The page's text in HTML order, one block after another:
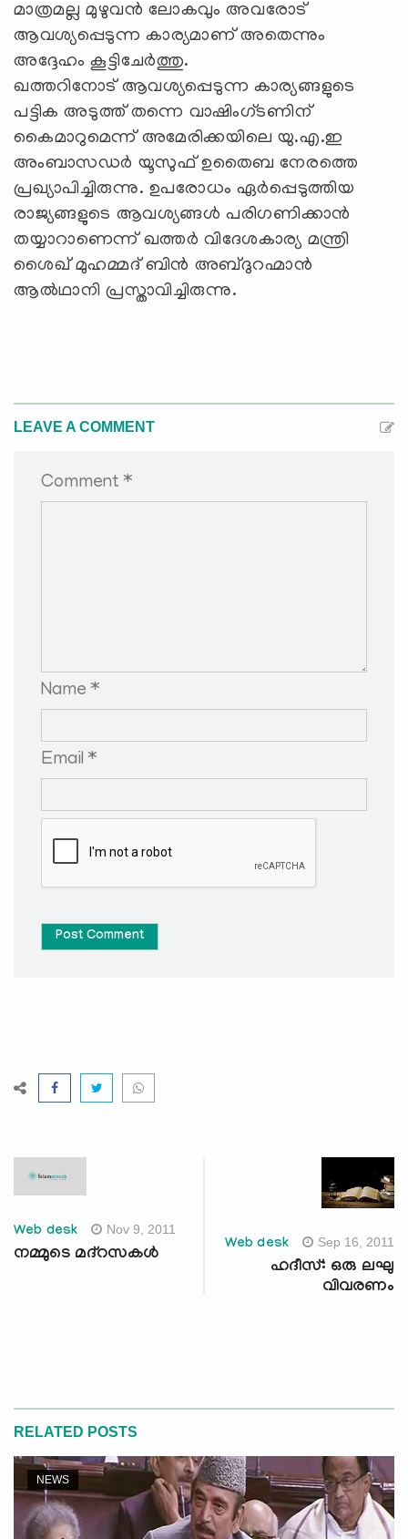
മാത്രമല്ല മുഴുവന്‍ ലോകവും അവരോട്
ആവശ്യപ്പെടുന്ന കാര്യമാണ് അതെന്നും
അദ്ദേഹം കൂട്ടിചേര്‍ത്തു.
ഖത്തറിനോട് ആവശ്യപ്പെടുന്ന കാര്യങ്ങളുടെ
പട്ടിക അടുത്ത് തന്നെ വാഷിംഗ്ടണിന്
കൈമാറുമെന്ന് അമേരിക്കയിലെ യു.എ.ഇ
അംബാസഡര്‍ യൂസുഫ് ഉതൈബ നേരത്തെ
പ്രഖ്യാപിച്ചിരുന്നു. ഉപരോധം ഏര്‍പ്പെടുത്തിയ
രാജ്യങ്ങളുടെ ആവശ്യങ്ങള്‍ പരിഗണിക്കാന്‍
തയ്യാറാണെന്ന് ഖത്തര്‍ വിദേശകാര്യ മന്ത്രി
ശൈഖ് മുഹമ്മദ് ബിന്‍ അബ്ദുറഹ്മാന്‍
ആല്‍ഥാനി പ്രസ്താവിച്ചിരുന്നു.
LEAVE A COMMENT
Comment *
Name *
Email *
Post Comment
Web desk Nov 9, 2011
നമ്മുടെ മദ്‌റസകള്‍
Web desk Sep 16, 2011
ഹദീസ്: ഒരു ലഘു
വിവരണം
RELATED POSTS
NEWS